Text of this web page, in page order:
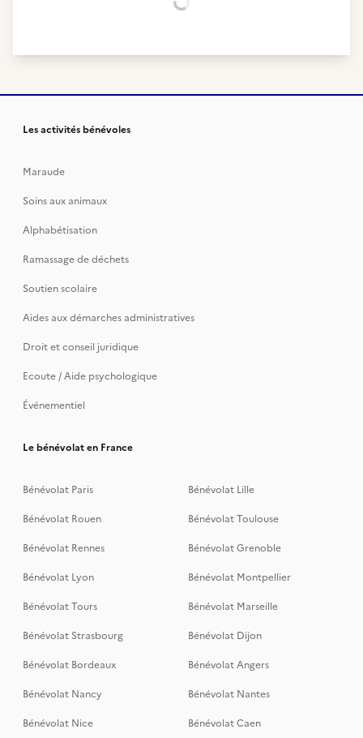
Chargement...
Les activités bénévoles
Maraude
Soins aux animaux
Alphabétisation
Ramassage de déchets
Soutien scolaire
Aides aux démarches administratives
Droit et conseil juridique
Ecoute / Aide psychologique
Événementiel
Le bénévolat en France
Bénévolat Paris
Bénévolat Lille
Bénévolat Rouen
Bénévolat Toulouse
Bénévolat Rennes
Bénévolat Grenoble
Bénévolat Lyon
Bénévolat Montpellier
Bénévolat Tours
Bénévolat Marseille
Bénévolat Strasbourg
Bénévolat Dijon
Bénévolat Bordeaux
Bénévolat Angers
Bénévolat Nancy
Bénévolat Nantes
Bénévolat Nice
Bénévolat Caen